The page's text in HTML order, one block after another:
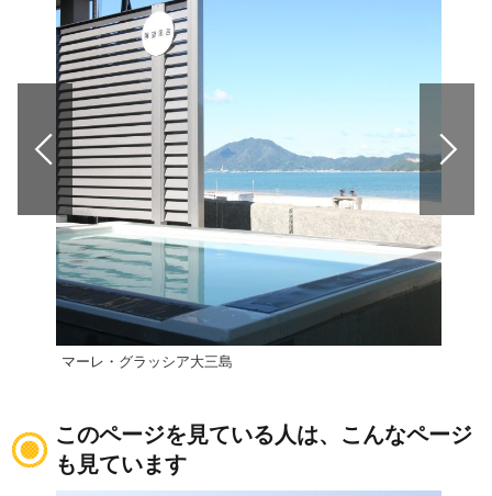
マーレ・グラッシア大三島
このページを見ている人は、こんなページ
も見ています